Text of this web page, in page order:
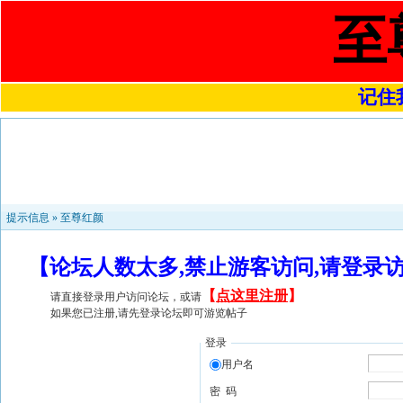
至
记住
提示信息 » 至尊红颜
【论坛人数太多,禁止游客访问,请登
请直接登录用户访问论坛，或请 【 点这里注册】
如果您已注册,请先登录论坛即可游览帖子
登录
用户名
密 码